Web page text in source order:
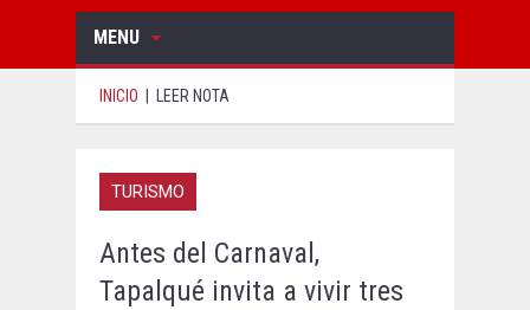
MENU
INICIO LEER NOTA
TURISMO
Antes del Carnaval,
Tapalqué invita a vivir tres